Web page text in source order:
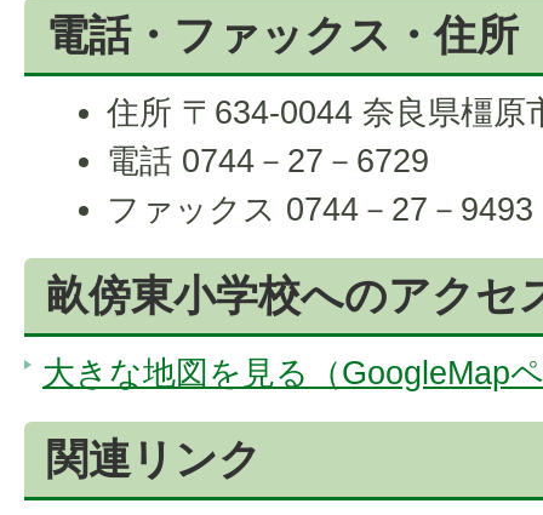
電話・ファックス・住所
住所 〒634-0044 奈良県橿原
電話 0744－27－6729
ファックス 0744－27－9493
畝傍東小学校へのアクセ
大きな地図を見る（GoogleMap
関連リンク